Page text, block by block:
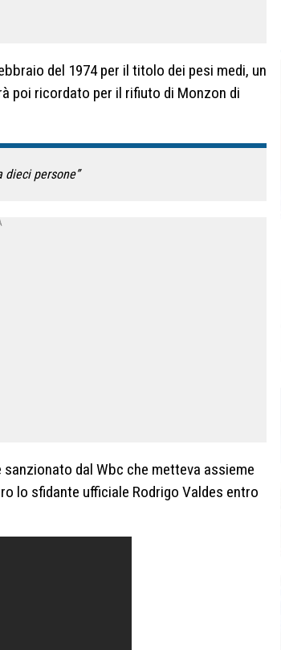
del 1974 per il titolo dei pesi medi, un
poi ricordato per il rifiuto di Monzon di
dieci persone”
dal Wbc che metteva assieme
lo sfidante ufficiale Rodrigo Valdes entro